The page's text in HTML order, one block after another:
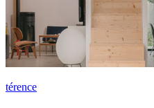
térence